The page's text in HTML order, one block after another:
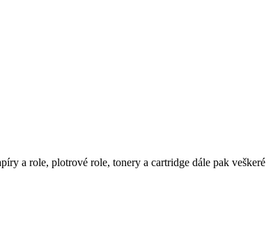
a role, plotrové role, tonery a cartridge dále pak veškeré